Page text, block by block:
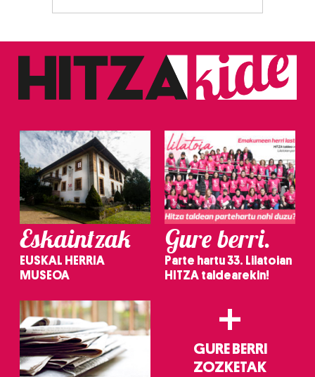
Eskaintzak
EUSKAL HERRIA
MUSEOA
Gure berri.
Parte hartu 33. Lilatoian
HITZA taldearekin!
+
GURE BERRI
ZOZKETAK